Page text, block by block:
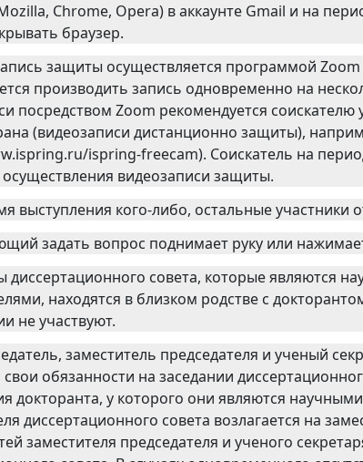
Chrome, Opera) в аккаунте Gmail и на
браузер.
защиты осуществляется программой
производить запись одновременно на
посредством Zoom рекомендуется
(видеозаписи дистанционно защиты),
ispring-freecam). Соискатель на
осуществления видеозаписи защиты.
выступления кого-либо, остальные
задать вопрос поднимает руку или
диссертационного совета, которые являются
находятся в близком родстве с
не участвуют.
заместитель председателя и ученый
обязанности на заседании
докторанта, у которого они являются
диссертационного совета возлагается на
заместителя председателя и ученого